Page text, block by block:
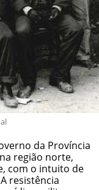
da Província
região norte,
com o intuito de
resistência